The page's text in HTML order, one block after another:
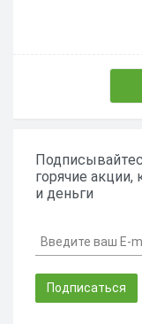
горячие
и деньги
Подписаться